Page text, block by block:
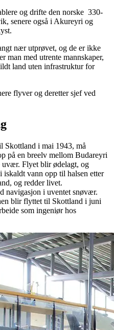
og drifte den norske 330-
senere også i Akureyri og
nær utprøvet, og de er ikke
man med utrente mannskaper,
land uten infrastruktur for
flyver og deretter sjef ved
i mai 1943, må
på en breelv mellom Budareyri
Flyet blir ødelagt, og
vann opp til halsen etter
og redder livet.
navigasjon i uventet snøvær.
blir flyttet til Skottland i juni
som ingeniør hos